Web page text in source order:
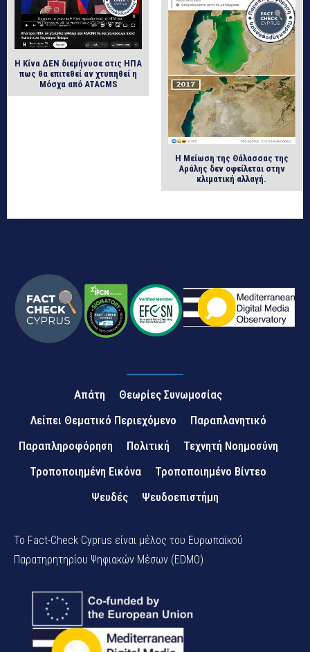
Η Κίνα ΔΕΝ διεμήνυσε στις ΗΠΑ
πως θα επιτεθεί αν χτυπηθεί η
Μόσχα από ATACMS
Η Μείωση της Θάλασσας της
Αράλης δεν οφείλεται στην
κλιματική αλλαγή.
Απάτη
Θεωρίες Συνωμοσίας
Λείπει Θεματικό Περιεχόμενο
Παραπλανητικό
Παραπληροφόρηση
Πολιτική
Τεχνητή Νοημοσύνη
Τροποποιημένη Εικόνα
Τροποποιημένο Βίντεο
Ψευδές
Ψευδοεπιστήμη
Το Fact-Check Cyprus είναι μέλος του Ευρωπαϊκού
Παρατηρητηρίου Ψηφιακών Μέσων (EDMO)